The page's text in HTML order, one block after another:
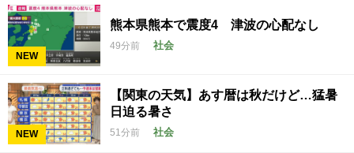
NEW
熊本県熊本で震度4 津波の心配なし
49分前 社会
NEW
【関東の天気】あす暦は秋だけど…猛暑
日迫る暑さ
51分前 社会